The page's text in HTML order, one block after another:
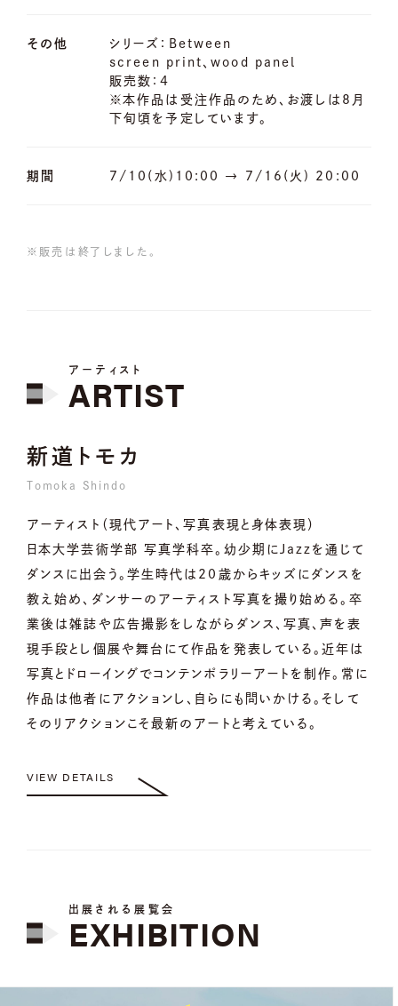
その他
シリーズ：Between
screen print、wood panel
販売数：4
※本作品は受注作品のため、お渡しは8月
下旬頃を予定しています。
期間 7/10(水)10:00 → 7/16(火) 20:00
※販売は終了しました。
アーティスト
ARTIST
新道トモカ
Tomoka Shindo
アーティスト（現代アート、写真表現と身体表現）
日本大学芸術学部 写真学科卒。幼少期にJazzを通じて
ダンスに出会う。学生時代は20歳からキッズにダンスを
教え始め、ダンサーのアーティスト写真を撮り始める。卒
業後は雑誌や広告撮影をしながらダンス、写真、声を表
現手段とし個展や舞台にて作品を発表している。近年は
写真とドローイングでコンテンポラリーアートを制作。常に
作品は他者にアクションし、自らにも問いかける。そして
そのリアクションこそ最新のアートと考えている。
VIEW DETAILS
出展される展覧会
EXHIBITION